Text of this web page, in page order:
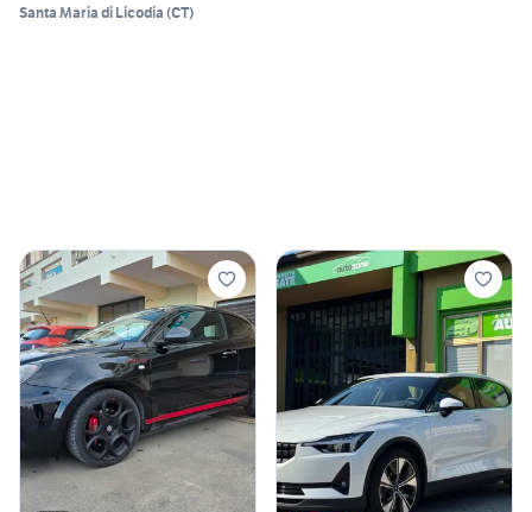
Santa Maria di Licodia (CT)